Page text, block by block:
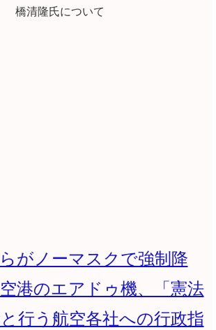
橋清隆氏について
がノーマスクで強制降
港のエアドゥ機、「憲法
行う航空各社への行政指